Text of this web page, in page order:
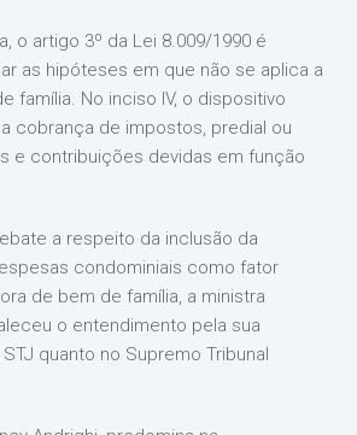
o artigo 3º da Lei 8.009/1990 é
as hipóteses em que não se aplica a
família. No inciso IV, o dispositivo
cobrança de impostos, predial ou
e contribuições devidas em função
a respeito da inclusão da
condominiais como fator
de bem de família, a ministra
o entendimento pela sua
quanto no Supremo Tribunal